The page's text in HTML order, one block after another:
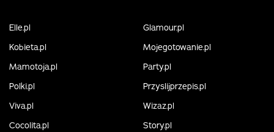
Elle.pl
Glamour.pl
Kobieta.pl
Mojegotowanie.pl
Mamotoja.pl
Party.pl
Polki.pl
Przyslijprzepis.pl
Viva.pl
Wizaz.pl
Cocolita.pl
Story.pl